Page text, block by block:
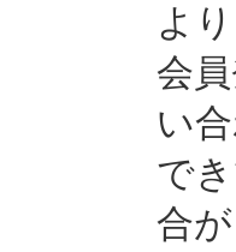
よ
会
い
で
合